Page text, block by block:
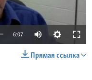
6:07
Прямая ссылка